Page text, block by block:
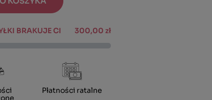
BRAKUJE CI 300,00 zł
Płatności ratalne